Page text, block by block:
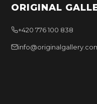
ORIGINAL
+420 776 100 838